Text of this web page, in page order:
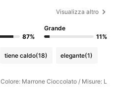
Visualizza altro
87%
Grande
11%
tiene caldo(18) elegante(1)
Colore: Marrone Cioccolato / Misure: L